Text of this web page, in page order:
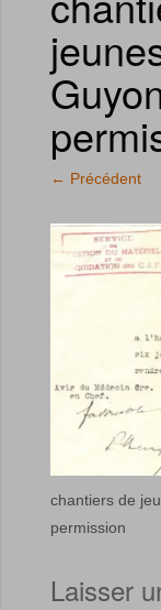
← Précédent
chantiers de
permission
Laisser